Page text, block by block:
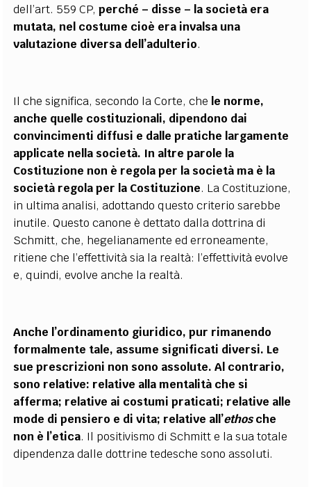
dell’art. 559 CP,perché – disse – la società era
mutata, nel costume cioè era invalsa una
valutazione diversa dell’adulterio.
Il che significa, secondo la Corte, che le norme,
anche quelle costituzionali, dipendono dai
convincimenti diffusi e dalle pratiche largamente
applicate nella società. In altre parole la
Costituzione non è regola per la società ma è la
società regola per la Costituzione. La Costituzione,
in ultima analisi, adottando questo criterio sarebbe
inutile. Questo canone è dettato dalla dottrina di
Schmitt, che, hegelianamente ed erroneamente,
ritiene che l’effettività sia la realtà: l’effettività evolve
e, quindi, evolve anche la realtà.
Anche l’ordinamento giuridico, pur rimanendo
formalmente tale, assume significati diversi. Le
sue prescrizioni non sono assolute. Al contrario,
sono relative: relative alla mentalità che si
afferma; relative ai costumi praticati; relative alle
mode di pensiero e di vita; relative all’ethosche
non è l’etica. Il positivismo di Schmitt e la sua totale
dipendenza dalle dottrine tedesche sono assoluti.